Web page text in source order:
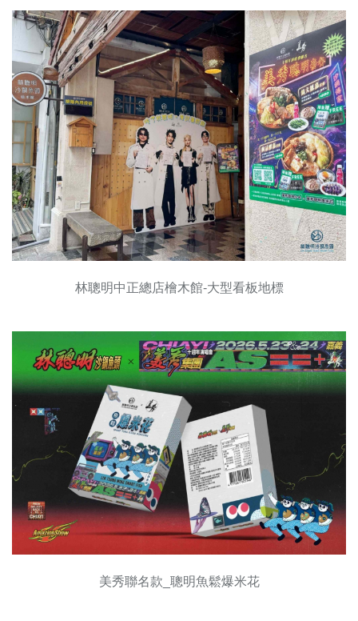
林聰明中正總店檜木館-大型看板地標
美秀聯名款_聰明魚鬆爆米花